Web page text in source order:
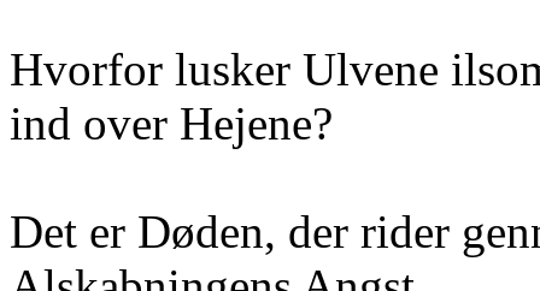
Hvorfor lusker Ulvene
ind over Hejene?
Det er Døden, der rider